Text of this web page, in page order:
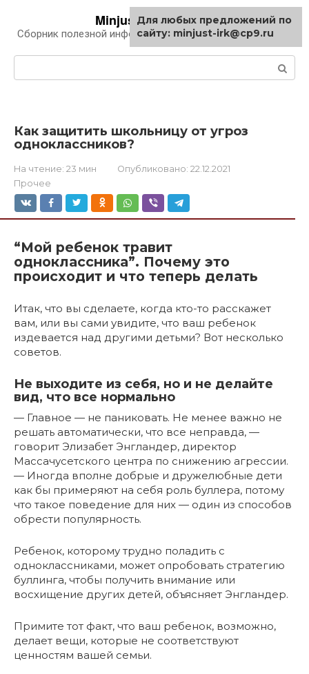
контенту
Minjust-irk.ru
Сборник полезной информации про автомобили
Как защитить школьницу от угроз
одноклассников?
На чтение: 23 мин Опубликовано: 22.12.2021
Прочее
“Мой ребенок травит
одноклассника”. Почему это
происходит и что теперь делать
Итак, что вы сделаете, когда кто-то расскажет
вам, или вы сами увидите, что ваш ребенок
издевается над другими детьми? Вот несколько
советов.
Не выходите из себя, но и не делайте
вид, что все нормально
— Главное — не паниковать. Не менее важно не
решать автоматически, что все неправда, —
говорит Элизабет Энгландер, директор
Массачусетского центра по снижению агрессии.
— Иногда вполне добрые и дружелюбные дети
как бы примеряют на себя роль буллера, потому
что такое поведение для них — один из способов
обрести популярность.
Ребенок, которому трудно поладить с
одноклассниками, может опробовать стратегию
буллинга, чтобы получить внимание или
восхищение других детей, объясняет Энгландер.
Примите тот факт, что ваш ребенок, возможно,
делает вещи, которые не соответствуют
ценностям вашей семьи.
Для любых предложений по
сайту: minjust-irk@cp9.ru